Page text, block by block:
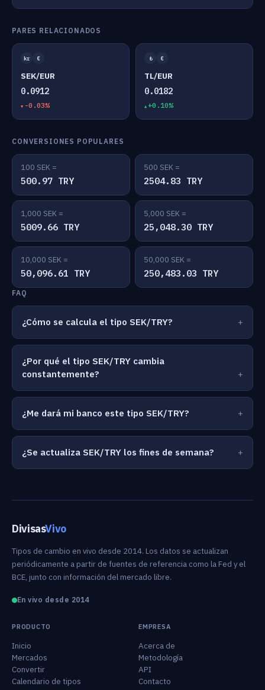
PARES RELACIONADOS
kr €
SEK/EUR
0.0912
-0.03%
₺ €
TL/EUR
0.0182
+0.10%
CONVERSIONES POPULARES
100 SEK =
500.97 TRY
500 SEK =
2504.83 TRY
1,000 SEK =
5009.66 TRY
5,000 SEK =
25,048.30 TRY
10,000 SEK =
50,096.61 TRY
50,000 SEK =
250,483.03 TRY
FAQ
¿Cómo se calcula el tipo SEK/TRY?
¿Por qué el tipo SEK/TRY cambia
constantemente?
¿Me dará mi banco este tipo SEK/TRY?
¿Se actualiza SEK/TRY los fines de semana?
DivisasVivo
Tipos de cambio en vivo desde 2014. Los datos se actualizan
periódicamente a partir de fuentes de referencia como la Fed y el
BCE, junto con información del mercado libre.
En vivo desde 2014
PRODUCTO
Inicio
Mercados
Convertir
Calendario de tipos
EMPRESA
Acerca de
Metodología
API
Contacto